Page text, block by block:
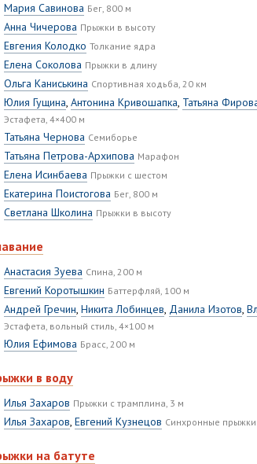
Мария Савинова Бег, 800 м
Анна Чичерова Прыжки в высоту
Евгения Колодко Толкание ядра
Елена Соколова Прыжки в длину
Ольга Каниськина Спортивная ходьба, 20 км
Юлия Гущина, Антонина Кривошапка, Татьяна
Эстафета, 4×400 м
Татьяна Чернова Семиборье
Татьяна Петрова-Архипова Марафон
Елена Исинбаева Прыжки с шестом
Екатерина Поистогова Бег, 800 м
Светлана Школина Прыжки в высоту
Анастасия Зуева Спина, 200 м
Евгений Коротышкин Баттерфляй, 100 м
Андрей Гречин, Никита Лобинцев, Данила Изотов,
Эстафета, вольный стиль, 4×100 м
Юлия Ефимова Брасс, 200 м
в воду
Илья Захаров Прыжки с трамплина, 3 м
Илья Захаров, Евгений Кузнецов Синхронные
на батуте